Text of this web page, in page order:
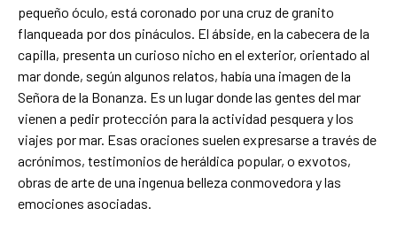
pequeño óculo, está coronado por una cruz de granito
flanqueada por dos pináculos. El ábside, en la cabecera de la
capilla, presenta un curioso nicho en el exterior, orientado al
mar donde, según algunos relatos, había una imagen de la
Señora de la Bonanza. Es un lugar donde las gentes del mar
vienen a pedir protección para la actividad pesquera y los
viajes por mar. Esas oraciones suelen expresarse a través de
acrónimos, testimonios de heráldica popular, o exvotos,
obras de arte de una ingenua belleza conmovedora y las
emociones asociadas.